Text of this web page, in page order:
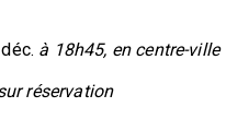
à 18h45, en centre-ville
réservation